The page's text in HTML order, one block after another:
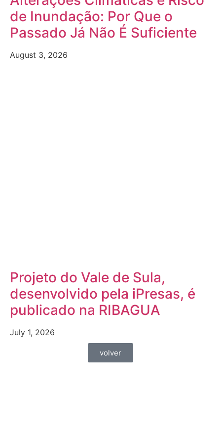
de Inundação: Por Que o
Passado Já Não É Suficiente
August 3, 2026
Projeto do Vale de Sula,
desenvolvido pela iPresas, é
publicado na RIBAGUA
July 1, 2026
volver